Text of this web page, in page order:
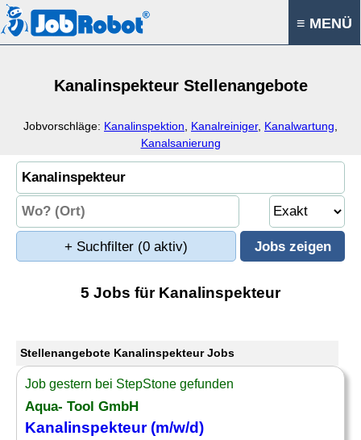
≡ MENÜ
Kanalinspekteur Stellenangebote
Jobvorschläge: Kanalinspektion Kanalreiniger, Kanalwartung
Kanalsanierung
+ Suchfilter (0 aktiv)
5 Jobs für Kanalinspekteur
Stellenangebote Kanalinspekteur Jobs
Job gestern bei StepStone gefunden
Aqua- Tool GmbH
Kanalinspekteur(m/w/d)